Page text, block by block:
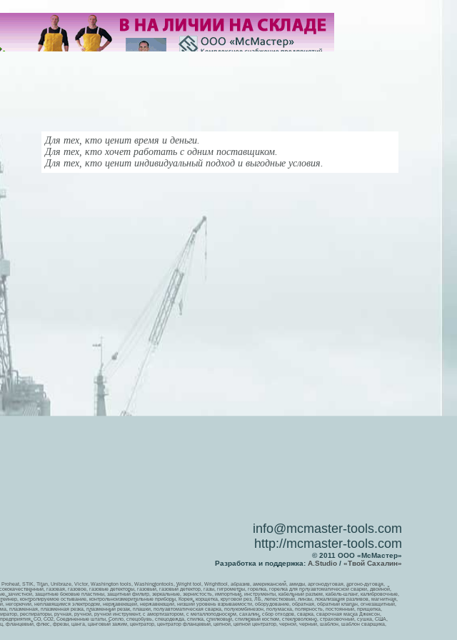
Для тех, кто ценит время и деньги.
Для тех, кто хочет работать с одним поставщиком.
Для тех, кто ценит индивидуальный подход и выгодные условия.
info@mcmaster-tools.com
http://mcmaster-tools.com
© 2011 ООО «МсМастер»
Разработка и поддержка: A.Studio/ «Твой Сахалин»
STIK, Titan, Unibraze, Victor, Washington tools, Washingtontools, Wright tool, Wrighttool, абразив, американский, амиды, аргонодуговая, аргоно-дуговая,
газовая, газовое, газовые детекторы, газовый, газовый детектор, газы, гигрометры, горелка, горелка для полуавтоматической сварки, двойной,
защитные боковые пластины, защитный фильтр, зеркальные, зернистость, импортный, инструменты, кабельный разъем, кабель-шланг, калибровочные,
контролируемое остывание, контрольноизмерительные приборы, Корея, корщетка, круговой рез, ЛБ, лепестковый, линзы, локализация разливов, магнитная,
неплавящимся электродом, нержавеющей, нержавеющий, низший уровень взрываемости, оборудование, обратная, обратный клапан, огнезащитный,
плазменная резка, плазменный резак, плашки, полуавтоматическая сварка, полукомбинезон, полумаска, полярность, постоянный, прищепка,
респираторы, ручная, ручной, ручной инструмент, с амортизатором, с металлоподноском, сахалин, сбор отходов, сварка, сварочная маска Джексон,
СО, СО2, Соединенные штаты, Сопло, спецобувь, спецодежда, спилка, спилковый, спилковый костюм, стекловолокно, страховочный, сушка, США,
фланцевый, флюс, фрезы, цанга, цанговый зажим, центратор, центратор фланцевый, цепной, цепной центратор, черной, черный, шаблон, шаблон сварщика,